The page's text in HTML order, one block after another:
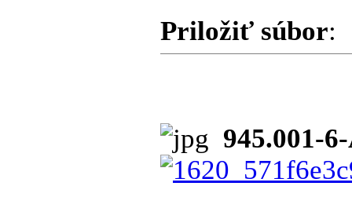
Priložiť súbor:
945.001-